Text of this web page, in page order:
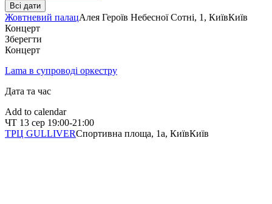
Всі дати
Жовтневий палацАлея Героїв Небесної Сотні, 1, КиївКиїв
Концерт
Зберегти
Концерт
Lama в супроводі оркестру
Дата та час
Add to calendar
ЧТ 13 сер 19:00-21:00
ТРЦ GULLIVERСпортивна площа, 1a, КиївКиїв